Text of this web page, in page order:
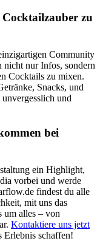
zu
Community
nur Infos, sondern
Cocktails zu mixen.
Snacks, und
und
bei
ein Highlight,
vorbei und werde
findest du alle
mit uns das
um alles – von
Kontaktiere uns jetzt
Erlebnis schaffen!